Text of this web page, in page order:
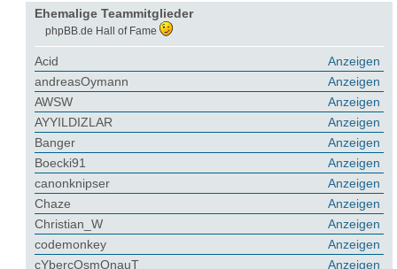
Ehemalige Teammitglieder
phpBB.de Hall of Fame
Anzeigen
Acid
Anzeigen
andreasOymann
Anzeigen
AWSW
Anzeigen
AYYILDIZLAR
Anzeigen
Banger
Anzeigen
Boecki91
Anzeigen
canonknipser
Anzeigen
Chaze
Anzeigen
Christian_W
Anzeigen
codemonkey
Anzeigen
cYbercOsmOnauT